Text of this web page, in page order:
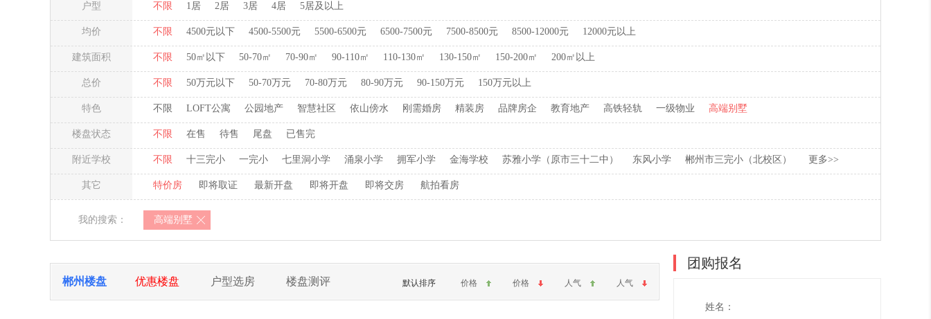
户型 不限 1居 2居 3居 4居 5居及以上
均价 不限 4500元以下 4500-5500元 5500-6500元 6500-7500元 7500-8500元 8500-12000元 12000元以上
建筑面积 不限 50㎡以下 50-70㎡ 70-90㎡ 90-110㎡ 110-130㎡ 130-150㎡ 150-200㎡ 200㎡以上
总价 不限 50万元以下 50-70万元 70-80万元 80-90万元 90-150万元 150万元以上
特色 不限 LOFT公寓 公园地产 智慧社区 依山傍水 刚需婚房 精装房 品牌房企 教育地产 高铁轻轨 一级物业 高端别墅
楼盘状态 不限 在售 待售 尾盘 已售完
附近学校 不限 十三完小 一完小 七里洞小学 涌泉小学 拥军小学 金海学校 苏雅小学（原市三十二中） 东风小学 郴州市三完小（北校区） 更多>>
其它 特价房 即将取证 最新开盘 即将开盘 即将交房 航拍看房
我的搜索： 高端别墅
郴州楼盘 优惠楼盘 户型选房 楼盘测评 默认排序 价格 价格 人气 人气
团购报名
姓名：